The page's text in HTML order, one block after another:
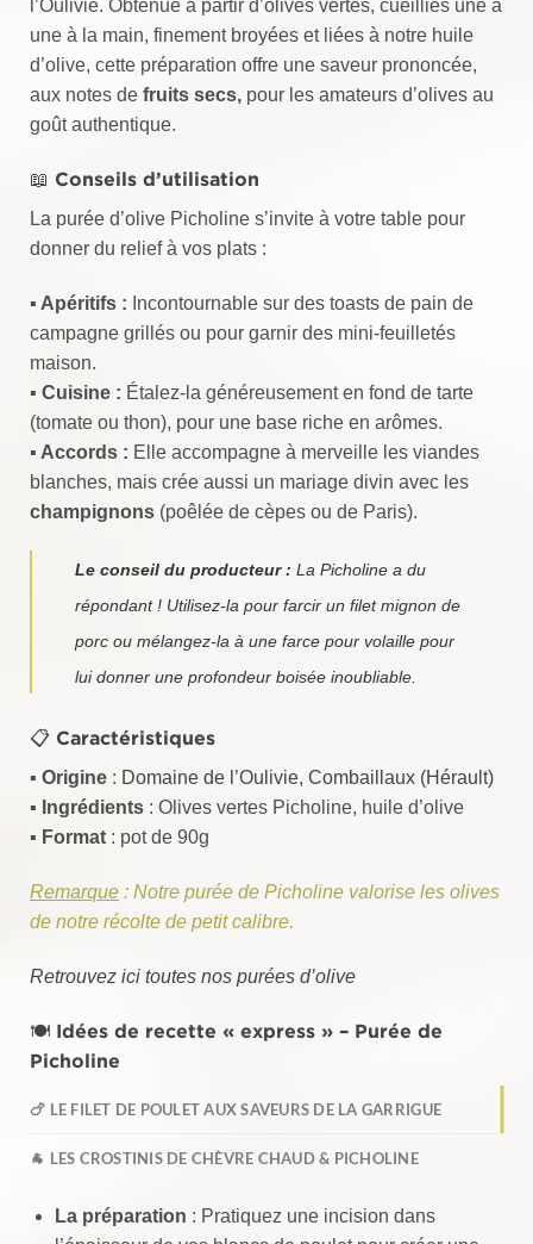
l’Oulivie. Obtenue à partir d’olives vertes, cueillies une à
une à la main, finement broyées et liées à notre huile
d’olive, cette préparation offre une saveur prononcée,
aux notes de fruits secs, pour les amateurs d’olives au
goût authentique.
📖 Conseils d’utilisation
La purée d’olive Picholine s’invite à votre table pour
donner du relief à vos plats :
▪️ Apéritifs : Incontournable sur des toasts de pain de
campagne grillés ou pour garnir des mini-feuilletés
maison.
▪️ Cuisine : Étalez-la généreusement en fond de tarte
(tomate ou thon), pour une base riche en arômes.
▪️ Accords : Elle accompagne à merveille les viandes
blanches, mais crée aussi un mariage divin avec les
champignons (poêlée de cèpes ou de Paris).
Le conseil du producteur : La Picholine a du
répondant ! Utilisez-la pour farcir un filet mignon de
porc ou mélangez-la à une farce pour volaille pour
lui donner une profondeur boisée inoubliable.
📋 Caractéristiques
▪️ Origine : Domaine de l’Oulivie, Combaillaux (Hérault)
▪️ Ingrédients : Olives vertes Picholine, huile d’olive
▪️ Format : pot de 90g
Remarque : Notre purée de Picholine valorise les olives
de notre récolte de petit calibre.
Retrouvez ici toutes nos purées d’olive
🍽️ Idées de recette « express » – Purée de
Picholine
🍗 LE FILET DE POULET AUX SAVEURS DE LA GARRIGUE
🐐 LES CROSTINIS DE CHÈVRE CHAUD & PICHOLINE
La préparation : Pratiquez une incision dans